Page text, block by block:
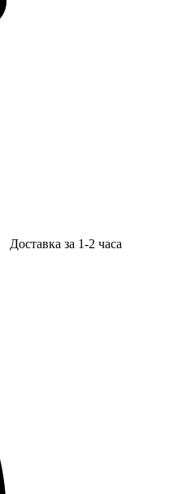
Доставка за 1-2 часа